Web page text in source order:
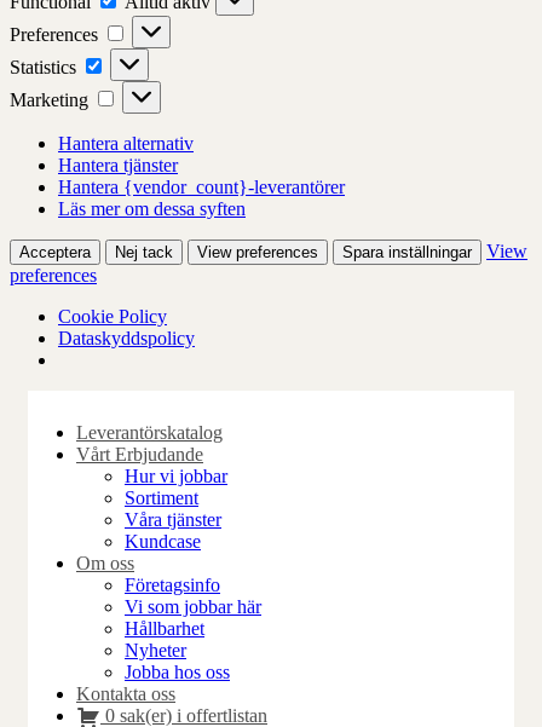
Preferences
Preferences
Statistics Statistics
Marketing Marketing
Hantera alternativ
Hantera tjänster
Hantera {vendor_count}-leverantörer
Läs mer om dessa syften
Acceptera Nej tack View preferences Spara inställningar
View
preferences
Cookie Policy
Dataskyddspolicy
content
Leverantörskatalog
Vårt Erbjudande
Hur vi jobbar
Sortiment
Våra tjänster
Kundcase
Om oss
Företagsinfo
Vi som jobbar här
Hållbarhet
Nyheter
Jobba hos oss
Kontakta oss
0 sak(er) i offertlistan